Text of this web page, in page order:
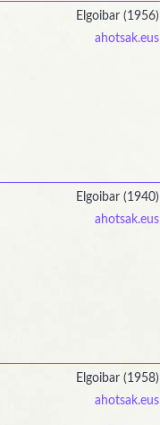
Elgoibar (1956)
ahotsak.eus
Elgoibar (1940)
ahotsak.eus
Elgoibar (1958)
ahotsak.eus